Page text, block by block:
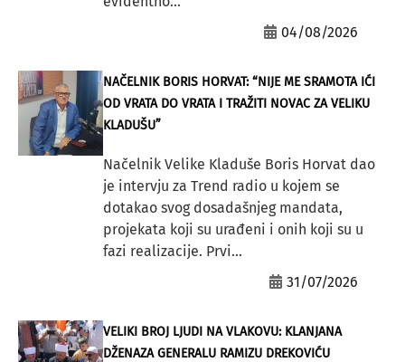
04/08/2026
NAČELNIK BORIS HORVAT: “NIJE ME SRAMOTA IĆI
OD VRATA DO VRATA I TRAŽITI NOVAC ZA VELIKU
KLADUŠU”
Načelnik Velike Kladuše Boris Horvat dao
je intervju za Trend radio u kojem se
dotakao svog dosadašnjeg mandata,
projekata koji su urađeni i onih koji su u
fazi realizacije. Prvi...
31/07/2026
VELIKI BROJ LJUDI NA VLAKOVU: KLANJANA
DŽENAZA GENERALU RAMIZU DREKOVIĆU